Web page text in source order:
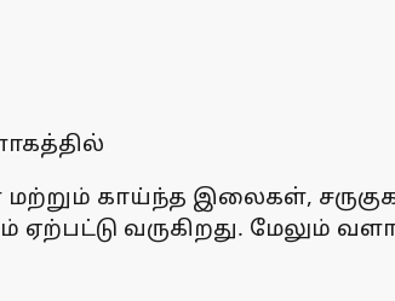
காய்ந்த இலைகள்,
வருகிறது. மேலும்